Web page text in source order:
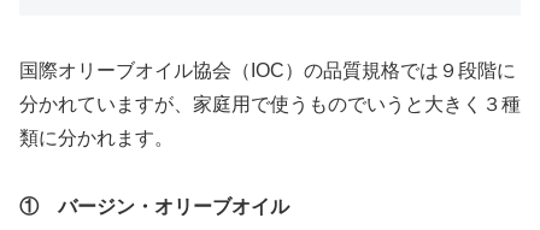
国際オリーブオイル協会（IOC）の品質規格では９段階に
分かれていますが、家庭用で使うものでいうと大きく３種
類に分かれます。
① バージン・オリーブオイル